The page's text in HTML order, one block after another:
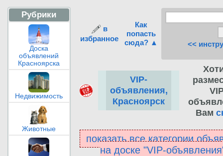
Рубрики
Доска
объявлений
Красноярска
Недвижимость
Животные
в
избранное
Как
попасть
сюда? ▲
<<
VIP-
объявления,
Красноярск
Вам
показать все категории
на доске "VIP-